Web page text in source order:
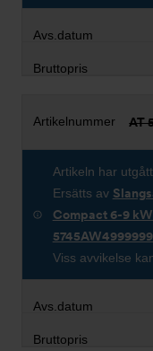
AT
Artikeln har utgått
Ersätts av
Compact 6-9
Viss avvikelse